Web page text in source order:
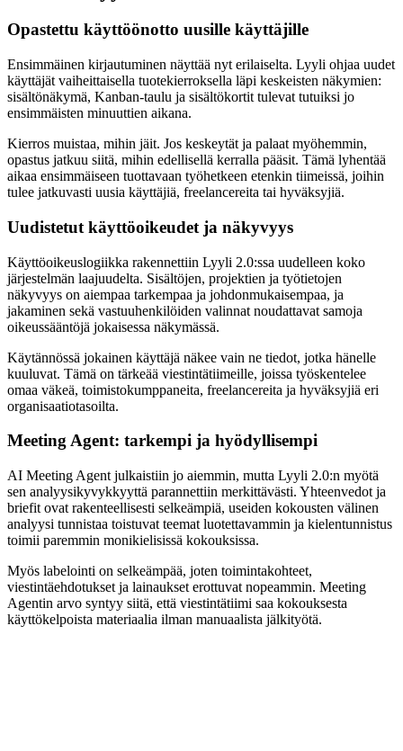
Opastettu käyttöönotto uusille käyttäjille
Ensimmäinen kirjautuminen näyttää nyt erilaiselta. Lyyli ohjaa uudet
käyttäjät vaiheittaisella tuotekierroksella läpi keskeisten näkymien:
sisältönäkymä, Kanban-taulu ja sisältökortit tulevat tutuiksi jo
ensimmäisten minuuttien aikana.
Kierros muistaa, mihin jäit. Jos keskeytät ja palaat myöhemmin,
opastus jatkuu siitä, mihin edellisellä kerralla pääsit. Tämä lyhentää
aikaa ensimmäiseen tuottavaan työhetkeen etenkin tiimeissä, joihin
tulee jatkuvasti uusia käyttäjiä, freelancereita tai hyväksyjiä.
Uudistetut käyttöoikeudet ja näkyvyys
Käyttöoikeuslogiikka rakennettiin Lyyli 2.0:ssa uudelleen koko
järjestelmän laajuudelta. Sisältöjen, projektien ja työtietojen
näkyvyys on aiempaa tarkempaa ja johdonmukaisempaa, ja
jakaminen sekä vastuuhenkilöiden valinnat noudattavat samoja
oikeussääntöjä jokaisessa näkymässä.
Käytännössä jokainen käyttäjä näkee vain ne tiedot, jotka hänelle
kuuluvat. Tämä on tärkeää viestintätiimeille, joissa työskentelee
omaa väkeä, toimistokumppaneita, freelancereita ja hyväksyjiä eri
organisaatiotasoilta.
Meeting Agent: tarkempi ja hyödyllisempi
AI Meeting Agent julkaistiin jo aiemmin, mutta Lyyli 2.0:n myötä
sen analyysikyvykkyyttä parannettiin merkittävästi. Yhteenvedot ja
briefit ovat rakenteellisesti selkeämpiä, useiden kokousten välinen
analyysi tunnistaa toistuvat teemat luotettavammin ja kielentunnistus
toimii paremmin monikielisissä kokouksissa.
Myös labelointi on selkeämpää, joten toimintakohteet,
viestintäehdotukset ja lainaukset erottuvat nopeammin. Meeting
Agentin arvo syntyy siitä, että viestintätiimi saa kokouksesta
käyttökelpoista materiaalia ilman manuaalista jälkityötä.